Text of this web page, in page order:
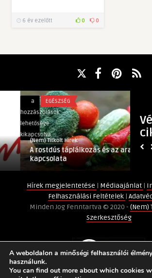
6 év ezelőtt 0 0
rostdús
táplálkozás
és
az
aranyér
kapcsolata
hozzászólások
lehetősége
kikapcsolva
EGÉSZSÉG
(Nem) Titkolt Hírek
A rostdús táplálkozás és az aranyér
kapcsolata
Hírek megjelentetése | Médiaajánlat |
Felhasználási Feltételek |
Minden Jog Fenntartva © 2020 - (Nem)
Szerkesztőség
A weboldalon a minőségi felhasználói
használunk.
You can find out more about which cookies